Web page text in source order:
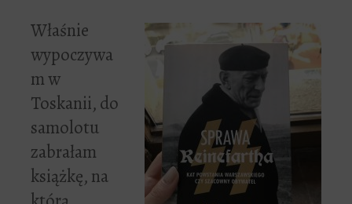
Właśnie
wypoczywa
m w
Toskanii, do
samolotu
zabrałam
książkę, na